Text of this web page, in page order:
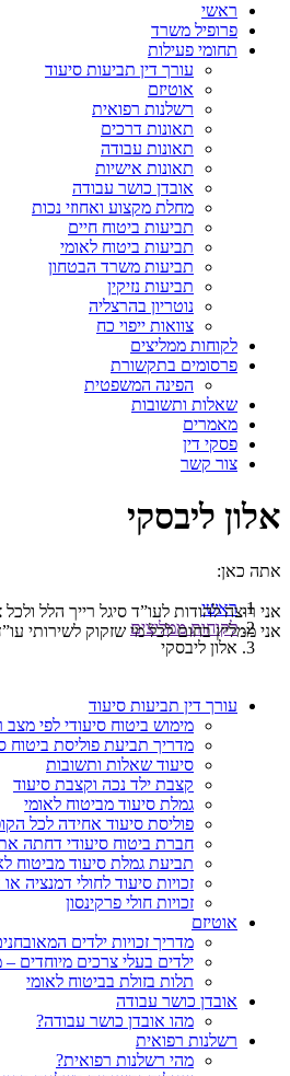
ראשי
פרופיל משרד
תחומי פעילות
עורך דין תביעות סיעוד
אוטיזם
רשלנות רפואית
תאונות דרכים
תאונות עבודה
תאונות אישיות
אובדן כושר עבודה
מחלת מקצוע ואחוזי נכות
תביעות ביטוח חיים
תביעות ביטוח לאומי
תביעות משרד הבטחון
תביעות נזיקין
נוטריון בהרצליה
צוואות ייפוי כח
לקוחות ממליצים
פרסומים בתקשורת
הפינה המשפטית
שאלות ותשובות
מאמרים
פסקי דין
צור קשר
אלון ליבסקי
אתה כאן:
ראשי
לקוחות ממליצים
אלון ליבסקי
אני רוצה להודות לעו”ד סיגל רייך הלל
אני ממליץ בחום לכל מי שזקוק לשירותי
עורך דין תביעות סיעוד
מימוש ביטוח סיעודי לפי מצב
מדריך תביעת פוליסת ביטוח
סיעוד שאלות ותשובות
קצבת ילד נכה וקצבת סיעוד
גמלת סיעוד מביטוח לאומי
פוליסת סיעוד אחידה לכל
חברת ביטוח סיעודי דחתה
תביעת גמלת סיעוד מביטוח
זכויות סיעוד לחולי דמנציה
זכויות חולי פרקינסון
אוטיזם
מדריך זכויות ילדים
ילדים בעלי צרכים מיוחדים
תלות בזולת בביטוח לאומי
אובדן כושר עבודה
מהו אובדן כושר עבודה?
רשלנות רפואית
מהי רשלנות רפואית?